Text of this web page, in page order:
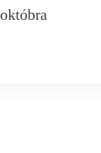
Pokrýva
Kompletný